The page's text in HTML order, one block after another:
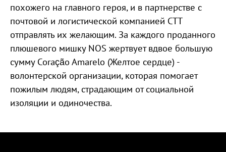
похожего на главного героя, и в партнерстве с
почтовой и логистической компанией CTT
отправлять их желающим. За каждого проданного
плюшевого мишку NOS жертвует вдвое большую
сумму Coração Amarelo (Желтое сердце) -
волонтерской организации, которая помогает
пожилым людям, страдающим от социальной
изоляции и одиночества.